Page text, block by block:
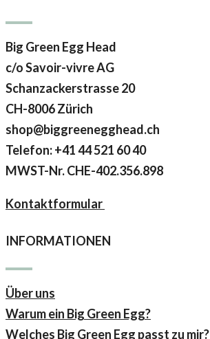
Big Green Egg Head
c/o Savoir-vivre AG
Schanzackerstrasse 20
CH-8006 Zürich
shop@biggreenegghead.ch
Telefon: +41 44 521 60 40
MWST-Nr.CHE-402.356.898
Kontaktformular
INFORMATIONEN
Über uns
Warum ein Big Green Egg?
Welches Big Green Egg passt zu mir?